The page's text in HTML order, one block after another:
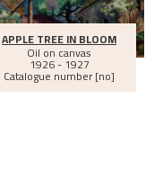
APPLE TREE IN BLOOM
Oil on canvas
1926 - 1927
Catalogue number [no]